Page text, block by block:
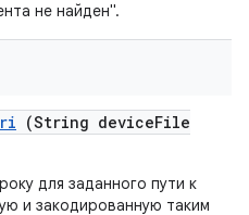
не найден".
(String deviceFile
для заданного пути к
и закодированную таким